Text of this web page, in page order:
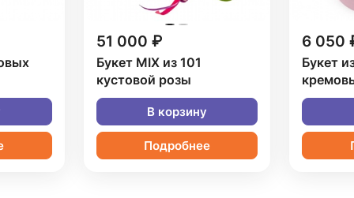
51 000 ₽
Букет MIX из 101
кустовой розы
В корзину
Подробнее
6 050
Букет